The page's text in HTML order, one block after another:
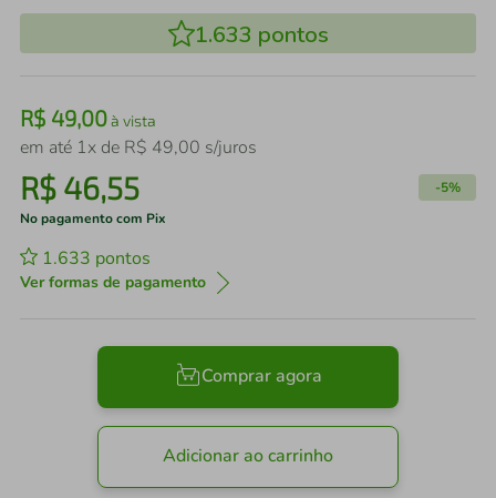
1.633 pontos
R$ 49,00à vista
em até 1x de R$ 49,00 s/juros
R$ 46,55 -5%
No pagamento com Pix
1.633 pontos
Ver formas de pagamento
Comprar agora
Adicionar ao carrinho